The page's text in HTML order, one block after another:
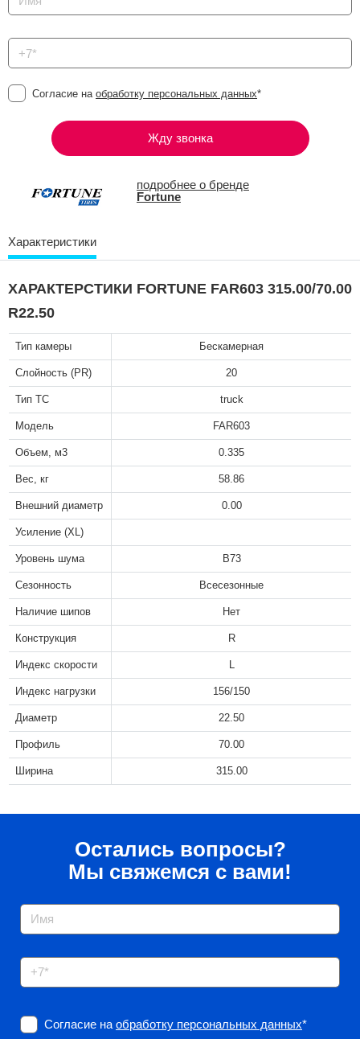
Согласие на обработку персональных данных*
Жду звонка
подробнее о бренде
Fortune
Характеристики
ХАРАКТЕРСТИКИ FORTUNE FAR603 315.00/70.00
R22.50
Тип камеры Бескамерная
Слойность (PR) 20
Тип ТС truck
Модель FAR603
Объем, м3 0.335
Вес, кг 58.86
Внешний диаметр 0.00
Усиление (XL)
Уровень шума B73
Сезонность Всесезонные
Наличие шипов Нет
Конструкция R
Индекс скорости
Индекс нагрузки 156/150
Диаметр 22.50
Профиль 70.00
Ширина 315.00
Остались вопросы?
Мы свяжемся с вами!
Согласие на обработку персональных данных*